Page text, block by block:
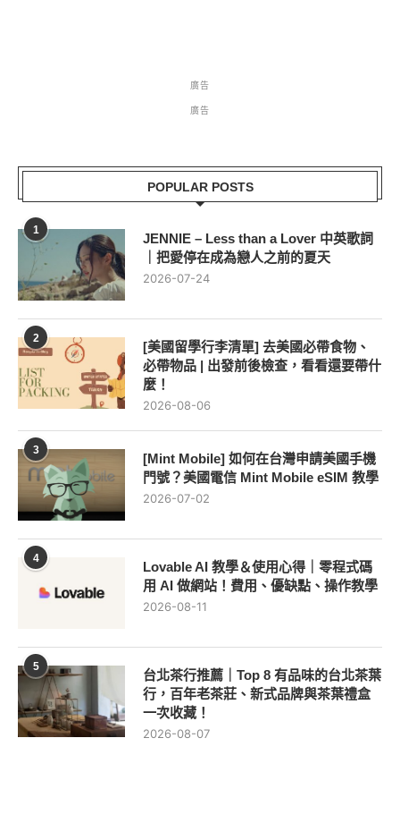
廣告
廣告
POPULAR POSTS
1
JENNIE – Less than a Lover 中英歌詞
｜把愛停在成為戀人之前的夏天
2026-07-24
2
[美國留學行李清單] 去美國必帶食物、
必帶物品 | 出發前後檢查，看看還要帶什
麼！
2026-08-06
3
[Mint Mobile] 如何在台灣申請美國手機
門號？美國電信 Mint Mobile eSIM 教學
2026-07-02
4
Lovable AI 教學＆使用心得｜零程式碼
用 AI 做網站！費用、優缺點、操作教學
2026-08-11
5
台北茶行推薦｜Top 8 有品味的台北茶葉
行，百年老茶莊、新式品牌與茶葉禮盒
一次收藏！
2026-08-07